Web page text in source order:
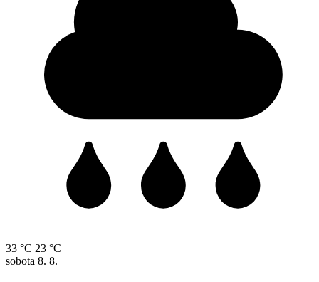
33 °C 23 °C
sobota 8. 8.